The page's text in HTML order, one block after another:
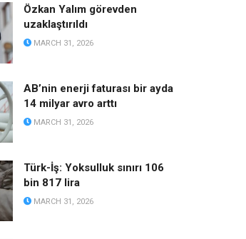
Özkan Yalım görevden
uzaklaştırıldı
MARCH 31, 2026
AB’nin enerji faturası bir ayda
14 milyar avro arttı
MARCH 31, 2026
Türk-İş: Yoksulluk sınırı 106
bin 817 lira
MARCH 31, 2026